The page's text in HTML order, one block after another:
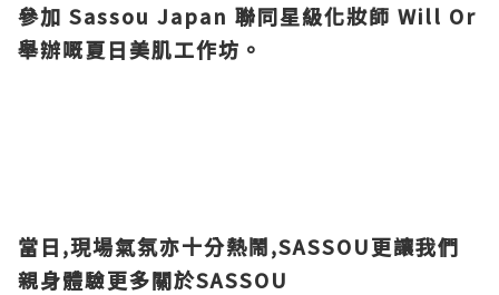
參加 Sassou Japan 聯同星級化妝師 Will Or
舉辦嘅夏日美肌工作坊。
當日,現場氣氛亦十分熱鬧,SASSOU更讓我們
親身體驗更多關於SASSOU